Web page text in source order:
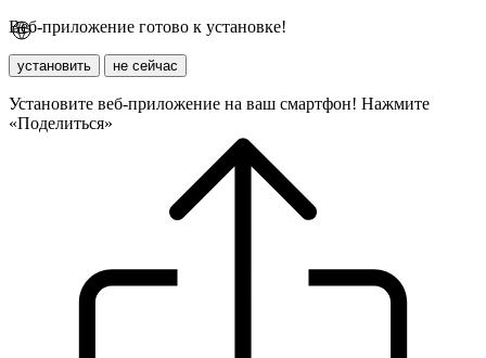
Веб-приложение готово к установке!
установить не сейчас
Установите веб-приложение на ваш смартфон! Нажмите
«Поделиться»